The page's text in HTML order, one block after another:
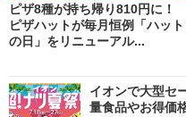
ピザ8種が持ち帰り810円に！
ピザハットが毎月恒例「ハット
の日」をリニューアル...
イオンで大型セ
量食品やお得価